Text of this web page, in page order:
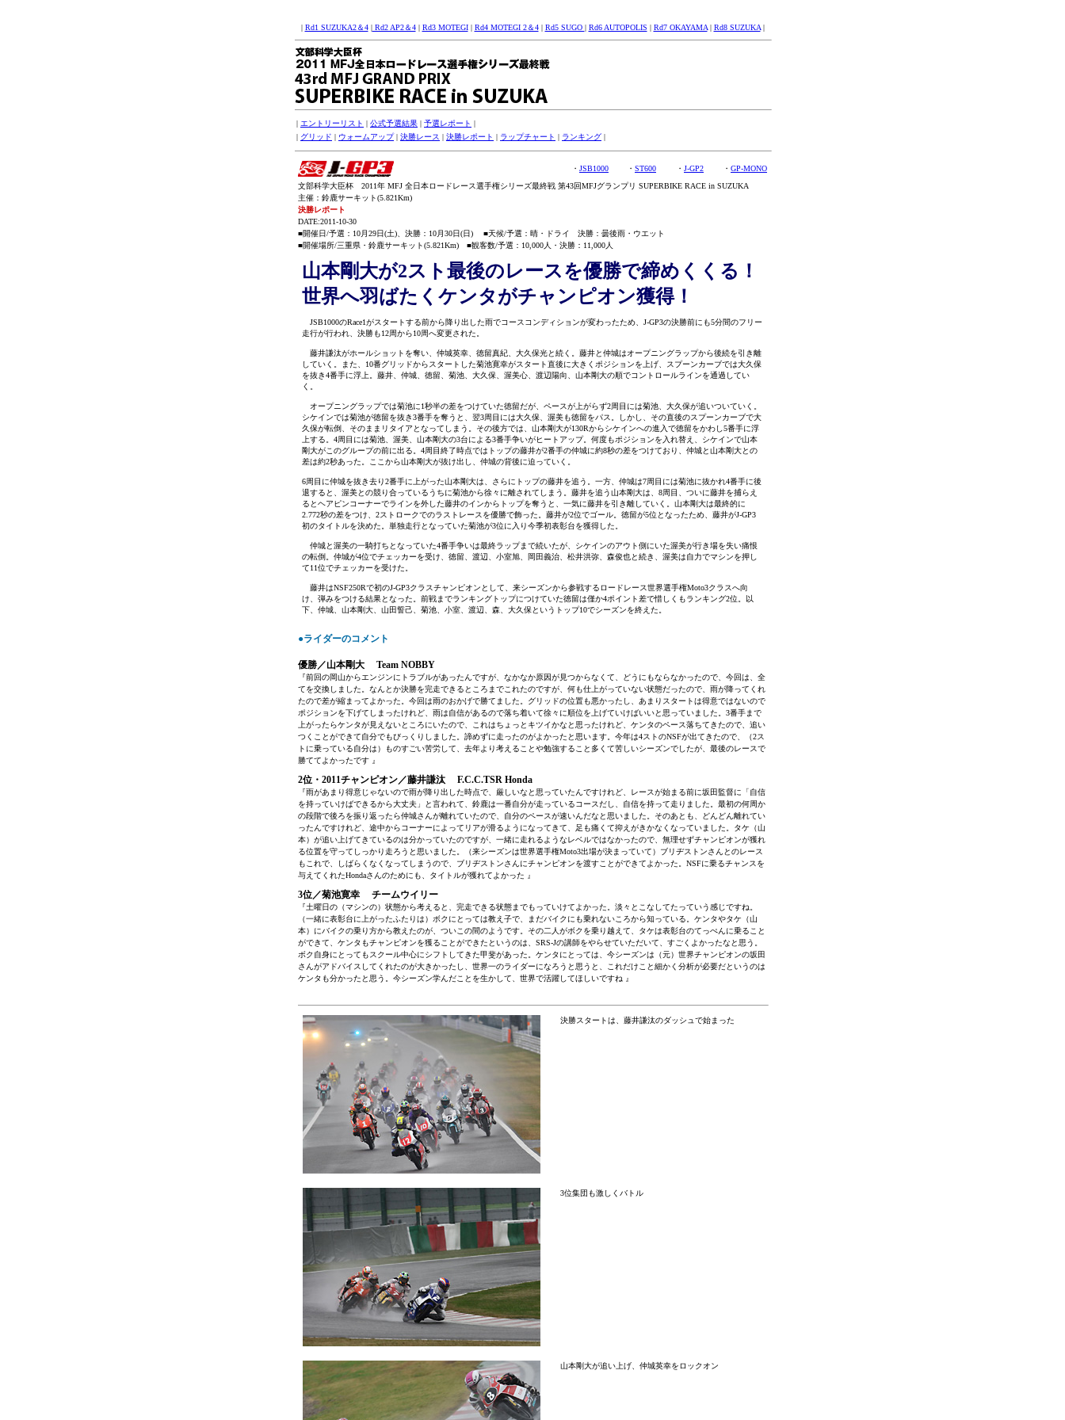
| Rd1 SUZUKA2＆4|Rd2 AP2＆4| Rd3 MOTEGI| Rd4 MOTEGI 2＆4| Rd5 SUGO | Rd6 AUTOPOLIS | Rd7 OKAYAMA| Rd8 SUZUKA|
| エントリーリスト | 公式予選結果 | 予選レポート |
| グリッド | ウォームアップ| 決勝レース | 決勝レポート | ラップチャート | ランキング |
・ JSB1000 ・ ST600 ・ J-GP2 ・ GP-MONO
文部科学大臣杯 2011年 MFJ 全日本ロードレース選手権シリーズ最終戦 第43回MFJグランプリ SUPERBIKE RACE in SUZUKA
主催：鈴鹿サーキット(5.821Km)
決勝レポート
DATE:2011-10-30
■開催日/予選：10月29日(土)、決勝：10月30日(日) ■天候/予選：晴・ドライ 決勝： 曇後雨 ・ ウエット
■開催場所/三重県・鈴鹿サーキット(5.821Km) ■観客数/予選：10,000人・決勝：11,000人
山本剛大が2スト最後のレースを優勝で締めくくる！
世界へ羽ばたくケンタがチャンピオン獲得！
JSB1000のRace1がスタートする前から降り出した雨でコースコンディションが変わったため、J-GP3の決勝前にも5分間のフリー
走行が行われ、決勝も12周から10周へ変更された。
藤井謙汰がホールショットを奪い、仲城英幸、徳留真紀、大久保光と続く。藤井と仲城はオープニングラップから後続を引き離
していく。また、10番グリッドからスタートした菊池寛幸がスタート直後に大きくポジションを上げ、スプーンカーブでは大久保
を抜き4番手に浮上。藤井、仲城、徳留、菊池、大久保、渥美心、渡辺陽向、山本剛大の順でコントロールラインを通過してい
く。
オープニングラップでは菊池に1秒半の差をつけていた徳留だが、ペースが上がらず2周目には菊池、大久保が追いついていく。
シケインでは菊池が徳留を抜き3番手を奪うと、翌3周目には大久保、渥美も徳留をパス。しかし、その直後のスプーンカーブで大
久保が転倒、そのままリタイアとなってしまう。その後方では、山本剛大が130Rからシケインへの進入で徳留をかわし5番手に浮
上する。4周目には菊池、渥美、山本剛大の3台による3番手争いがヒートアップ。何度もポジションを入れ替え、シケインで山本
剛大がこのグループの前に出る。4周目終了時点ではトップの藤井が2番手の仲城に約8秒の差をつけており、仲城と山本剛大との
差は約2秒あった。ここから山本剛大が抜け出し、仲城の背後に迫っていく。
6周目に仲城を抜き去り2番手に上がった山本剛大は、さらにトップの藤井を追う。一方、仲城は7周目には菊池に抜かれ4番手に後
退すると、渥美との競り合っているうちに菊池から徐々に離されてしまう。藤井を追う山本剛大は、8周目、ついに藤井を捕らえ
るとヘアピンコーナーでラインを外した藤井のインからトップを奪うと、一気に藤井を引き離していく。山本剛大は最終的に
2.772秒の差をつけ、2ストロークでのラストレースを優勝で飾った。藤井が2位でゴール。徳留が5位となったため、藤井がJ-GP3
初のタイトルを決めた。単独走行となっていた菊池が3位に入り今季初表彰台を獲得した。
仲城と渥美の一騎打ちとなっていた4番手争いは最終ラップまで続いたが、シケインのアウト側にいた渥美が行き場を失い痛恨
の転倒。仲城が4位でチェッカーを受け、徳留、渡辺、小室旭、岡田義治、松井洪弥、森俊也と続き、渥美は自力でマシンを押し
て11位でチェッカーを受けた。
藤井はNSF250Rで初のJ-GP3クラスチャンピオンとして、来シーズンから参戦するロードレース世界選手権Moto3クラスへ向
け、弾みをつける結果となった。前戦までランキングトップにつけていた徳留は僅か4ポイント差で惜しくもランキング2位。以
下、仲城、山本剛大、山田誓己、菊池、小室、渡辺、森、大久保というトップ10でシーズンを終えた。
●ライダーのコメント
優勝／山本剛大 Team NOBBY
『前回の岡山からエンジンにトラブルがあったんですが、なかなか原因が見つからなくて、どうにもならなかったので、今回は、全
てを交換しました。なんとか決勝を完走できるところまでこれたのですが、何も仕上がっていない状態だったので、雨が降ってくれ
たので差が縮まってよかった。今回は雨のおかげで勝てました。グリッドの位置も悪かったし、あまりスタートは得意ではないので
ポジションを下げてしまったけれど、雨は自信があるので落ち着いて徐々に順位を上げていけばいいと思っていました。3番手まで
上がったらケンタが見えないところにいたので、これはちょっとキツイかなと思ったけれど、ケンタのペース落ちてきたので、追い
つくことができて自分でもびっくりしました。諦めずに走ったのがよかったと思います。今年は4ストのNSFが出てきたので、（2ス
トに乗っている自分は）ものすごい苦労して、去年より考えることや勉強すること多くて苦しいシーズンでしたが、最後のレースで
勝ててよかったです 』
2位・2011チャンピオン／藤井謙汰 F.C.C.TSR Honda
『雨があまり得意じゃないので雨が降り出した時点で、厳しいなと思っていたんですけれど、レースが始まる前に坂田監督に「自信
を持っていけばできるから大丈夫」と言われて、鈴鹿は一番自分が走っているコースだし、自信を持って走りました。最初の何周か
の段階で後ろを振り返ったら仲城さんが離れていたので、自分のペースが速いんだなと思いました。そのあとも、どんどん離れてい
ったんですけれど、途中からコーナーによってリアが滑るようになってきて、足も痛くて抑えがきかなくなっていました。タケ（山
本）が追い上げてきているのは分かっていたのですが、一緒に走れるようなレベルではなかったので、無理せずチャンピオンが獲れ
る位置を守ってしっかり走ろうと思いました。（来シーズンは世界選手権Moto3出場が決まっていて）ブリヂストンさんとのレース
もこれで、しばらくなくなってしまうので、ブリヂストンさんにチャンピオンを渡すことができてよかった。NSFに乗るチャンスを
与えてくれたHondaさんのためにも、タイトルが獲れてよかった 』
3位／菊池寛幸 チームウイリー
『土曜日の（マシンの）状態から考えると、完走できる状態までもっていけてよかった。淡々とこなしてたっていう感じですね。
（一緒に表彰台に上がったふたりは）ボクにとっては教え子で、まだバイクにも乗れないころから知っている。ケンタやタケ（山
本）にバイクの乗り方から教えたのが、ついこの間のようです。その二人がボクを乗り越えて、タケは表彰台のてっぺんに乗ること
ができて、ケンタもチャンピオンを獲ることができたというのは、SRS-Jの講師をやらせていただいて、すごくよかったなと思う。
ボク自身にとってもスクール中心にシフトしてきた甲斐があった。ケンタにとっては、今シーズンは（元）世界チャンピオンの坂田
さんがアドバイスしてくれたのが大きかったし、世界一のライダーになろうと思うと、これだけこと細かく分析が必要だというのは
ケンタも分かったと思う。今シーズン学んだことを生かして、世界で活躍してほしいですね 』
決勝スタートは、藤井謙汰のダッシュで始まった
3位集団も激しくバトル
山本剛大が追い上げ、仲城英幸をロックオン